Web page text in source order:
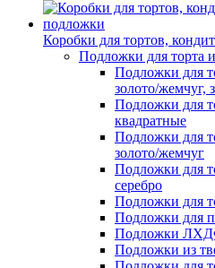
Коробки для тортов,
Подложки для торта
Подложки для
золото/жемчуг,
Подложки для
квадратные
Подложки для
золото/жемчуг
Подложки для
серебро
Подложки для
Подложки для
Подложки
Подложки из